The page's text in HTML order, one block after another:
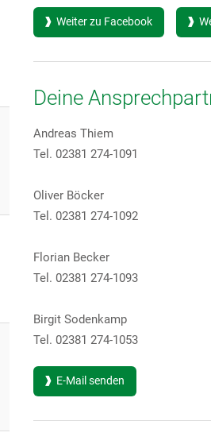
Weiter zu Facebook
Deine
Andreas Thiem
Tel. 02381 274-1091
Oliver Böcker
Tel. 02381 274-1092
Florian Becker
Tel. 02381 274-1093
Birgit Sodenkamp
Tel. 02381 274-1053
E-Mail senden